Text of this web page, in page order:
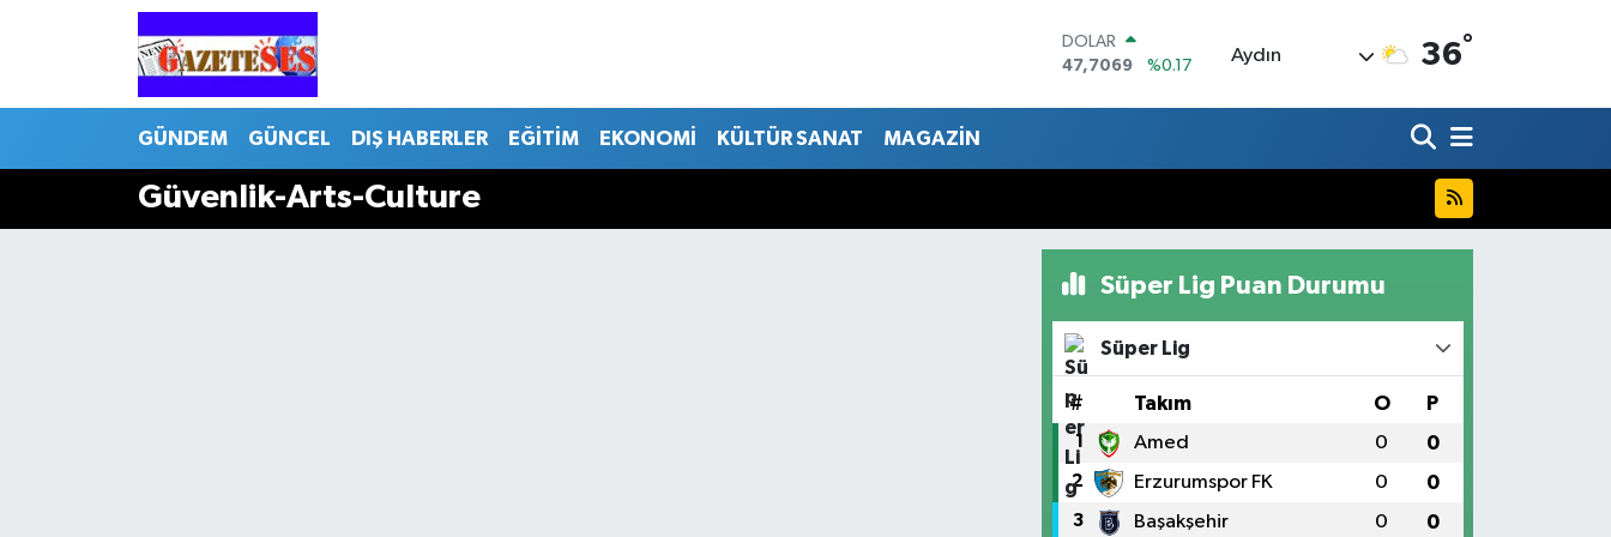
DOLAR
47,7069
%0.17
BİST100
BITCOIN
Aydın 36°
GÜNDEM GÜNCEL DIŞ HABERLER EĞİTİM EKONOMİ KÜLTÜR SANAT MAGAZİN
Güvenlik-Arts-Culture
Süper Lig Puan Durumu
Süper Lig
# Takım O P
1 Amed 0 0
2 Erzurumspor FK 0 0
3 Başakşehir 0 0